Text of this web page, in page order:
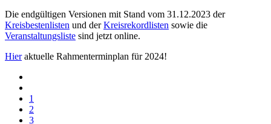
Die endgültigen Versionen mit Stand vom 31.12.2023 der
Kreisbestenlisten und derKreisrekordlisten sowie die
Veranstaltungsliste sind jetzt online.
Hieraktuelle Rahmenterminplan für 2024!
1
2
3